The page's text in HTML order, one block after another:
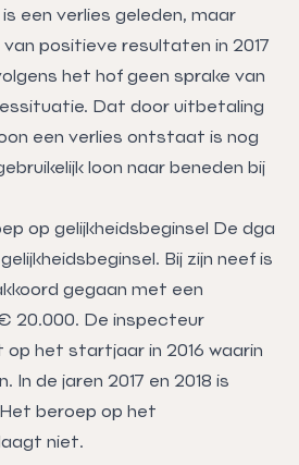
is een verlies geleden, maar
positieve resultaten in 2017
het hof geen sprake van
Dat door uitbetaling
een verlies ontstaat is nog
loon naar beneden bij
op gelijkheidsbeginsel De dga
Bij zijn neef is
gegaan met een
20.000. De inspecteur
het startjaar in 2016 waarin
In de jaren 2017 en 2018 is
beroep op het
niet.